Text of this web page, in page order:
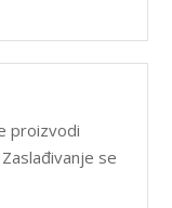
proizvodi
se